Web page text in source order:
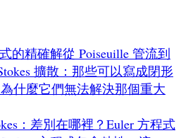
的精確解從 Poiseuille 管流到
擴散：那些可以寫成閉形
什麼它們無法解決那個重大
：差別在哪裡？ Euler 方程式